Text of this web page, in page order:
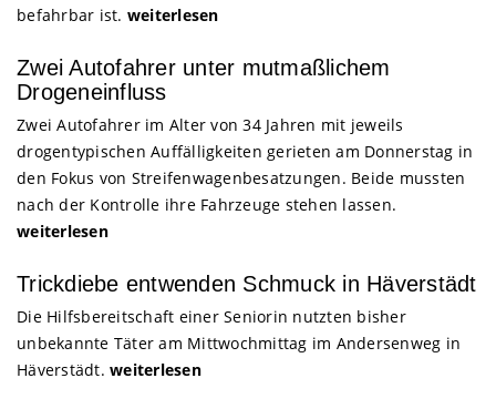
befahrbar ist. weiterlesen
Zwei Autofahrer unter mutmaßlichem
Drogeneinfluss
Zwei Autofahrer im Alter von 34 Jahren mit jeweils
drogentypischen Auffälligkeiten gerieten am Donnerstag in
den Fokus von Streifenwagenbesatzungen. Beide mussten
nach der Kontrolle ihre Fahrzeuge stehen lassen.
weiterlesen
Trickdiebe entwenden Schmuck in Häverstädt
Die Hilfsbereitschaft einer Seniorin nutzten bisher
unbekannte Täter am Mittwochmittag im Andersenweg in
Häverstädt. weiterlesen